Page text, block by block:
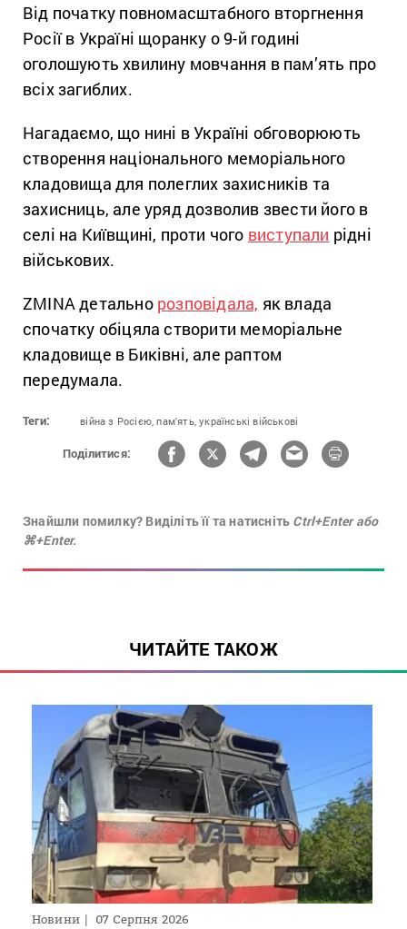
Від початку повномасштабного вторгнення
Росії в Україні щоранку о 9-й годині
оголошують хвилину мовчання в пам’ять про
всіх загиблих.
Нагадаємо, що нині в Україні обговорюють
створення національного меморіального
кладовища для полеглих захисників та
захисниць, але уряд дозволив звести його в
селі на Київщині, проти чого виступали рідні
військових.
ZMINA детально розповідала, як влада
спочатку обіцяла створити меморіальне
кладовище в Биківні, але раптом
передумала.
Теги: війна з Росією, пам'ять, українські військові
Поділитися:
Знайшли помилку? Виділіть її та натисніть Ctrl+Enter або
⌘+Enter.
ЧИТАЙТЕ ТАКОЖ
Новини 07 Серпня 2026